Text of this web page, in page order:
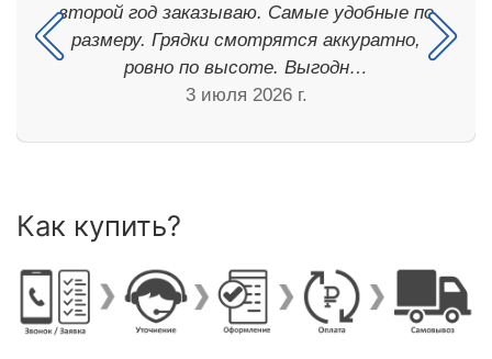
второй год заказываю. Самые удобные по
размеру. Грядки смотрятся аккуратно,
ровно по высоте. Выгодн…
3 июля 2026 г.
Как купить?